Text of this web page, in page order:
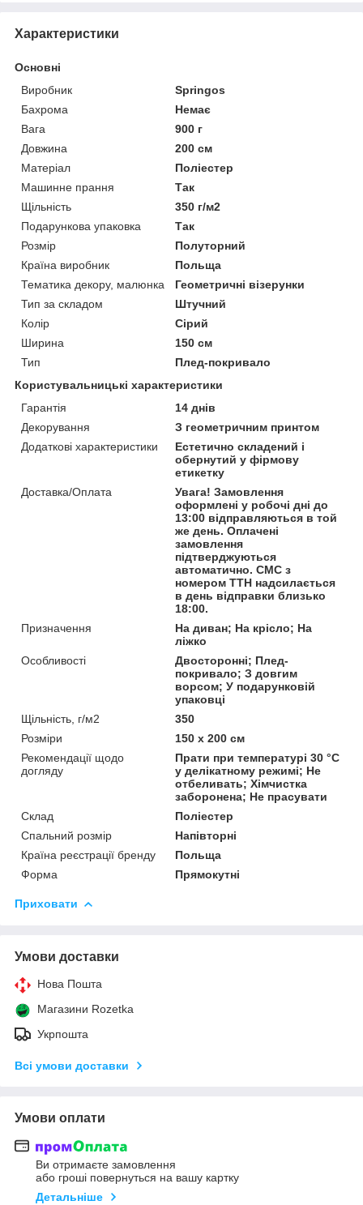
Характеристики
Основні
Виробник
Springos
Бахрома
Немає
Вага
900 г
Довжина
200 см
Матеріал
Поліестер
Машинне прання
Так
Щільність
350 г/м2
Подарункова упаковка
Так
Розмір
Полуторний
Країна виробник
Польща
Тематика декору, малюнка
Геометричні візерунки
Тип за складом
Штучний
Колір
Сірий
Ширина
150 см
Тип
Плед-покривало
Користувальницькі характеристики
Гарантія
14 днів
Декорування
З геометричним принтом
Додаткові характеристики
Естетично складений і
обернутий у фірмову
етикетку
Доставка/Оплата
Увага! Замовлення
оформлені у робочі дні до
13:00 відправляються в той
же день. Оплачені
замовлення
підтверджуються
автоматично. СМС з
номером ТТН надсилається
в день відправки близько
18:00.
Призначення
На диван; На крісло; На
ліжко
Особливості
Двосторонні; Плед-
покривало; З довгим
ворсом; У подарунковій
упаковці
Щільність, г/м2
350
Розміри
150 x 200 см
Рекомендації щодо
догляду
Прати при температурі 30 °C
у делікатному режимі; Не
отбеливать; Хімчистка
заборонена; Не прасувати
Склад
Поліестер
Спальний розмір
Напівторні
Країна реєстрації бренду
Польща
Форма
Прямокутні
Приховати
Умови доставки
Нова Пошта
Магазини Rozetka
Укрпошта
Всі умови доставки
Умови оплати
Ви отримаєте замовлення
або гроші повернуться на вашу картку
Детальніше